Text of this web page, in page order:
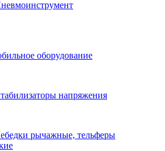
оборудование
напряжения
рычажные, тельферы